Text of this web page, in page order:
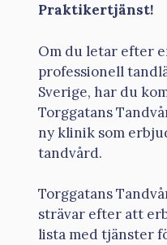
Praktikertjänst!
Om du letar efter
professionell
Sverige, har du
Torggatans
ny klinik som
tandvård.
Torggatans
strävar efter att
lista med tjänster